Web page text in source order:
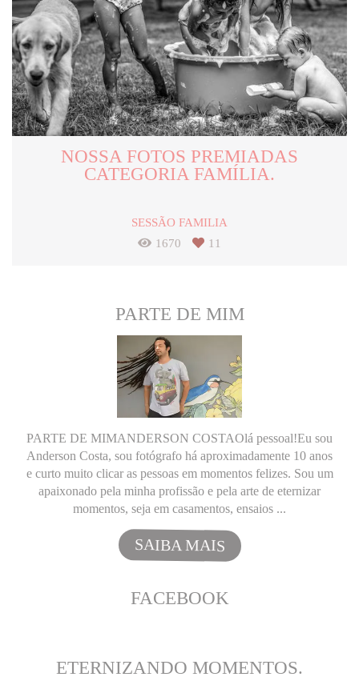
NOSSA FOTOS PREMIADAS
CATEGORIA FAMÍLIA.
SESSÃO FAMILIA
1670
11
PARTE DE MIM
PARTE DE MIMANDERSON COSTAOlá pessoal!Eu sou
Anderson Costa, sou fotógrafo há aproximadamente 10 anos
e curto muito clicar as pessoas em momentos felizes. Sou um
apaixonado pela minha profissão e pela arte de eternizar
momentos, seja em casamentos, ensaios ...
SAIBA MAIS
FACEBOOK
ETERNIZANDO MOMENTOS.